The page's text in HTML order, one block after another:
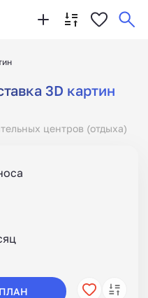
3D картин
центров (отдыха)